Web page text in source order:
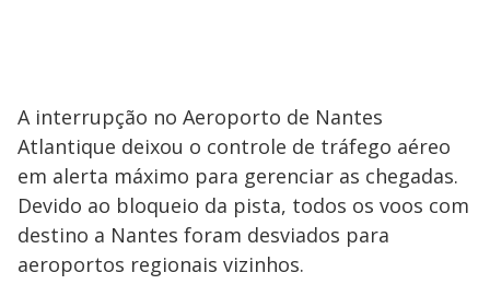
A interrupção no Aeroporto de Nantes
Atlantique deixou o controle de tráfego aéreo
em alerta máximo para gerenciar as chegadas.
Devido ao bloqueio da pista, todos os voos com
destino a Nantes foram desviados para
aeroportos regionais vizinhos.